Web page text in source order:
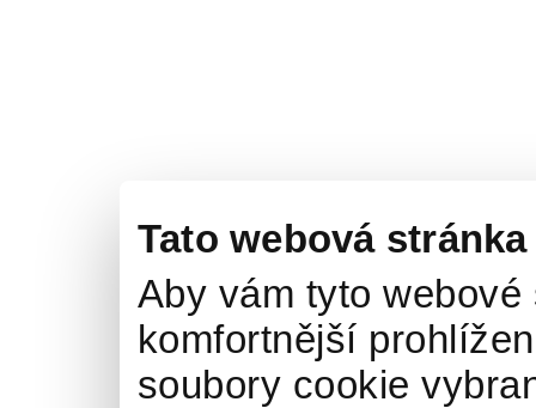
Tato webová
Aby vám tyto
komfortnější
soubory cookie